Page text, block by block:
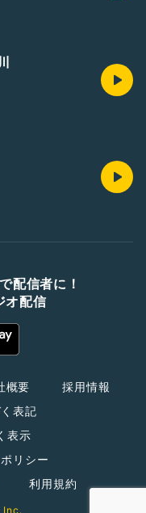
配信者に！
オ配信
概要
採用情報
表記
表示
リシー
利用規約